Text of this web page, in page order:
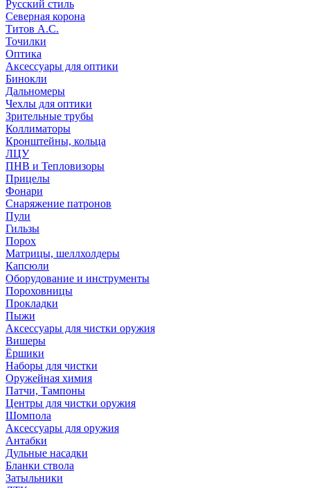
Русский стиль
Северная корона
Титов А.С.
Точилки
Оптика
Аксессуары для оптики
Бинокли
Дальномеры
Чехлы для оптики
Зрительные трубы
Коллиматоры
Кронштейны, кольца
ЛЦУ
ПНВ и Тепловизоры
Прицелы
Фонари
Снаряжение патронов
Пули
Гильзы
Порох
Матрицы, шеллхолдеры
Капсюли
Оборудование и инструменты
Пороховницы
Прокладки
Пыжи
Аксессуары для чистки оружия
Вишеры
Ёршики
Наборы для чистки
Оружейная химия
Патчи, Тампоны
Центры для чистки оружия
Шомпола
Аксессуары для оружия
Антабки
Дульные насадки
Бланки ствола
Затыльники